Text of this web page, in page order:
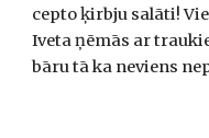
cepto ķirbju salāti!
Iveta ņēmās ar
bāru tā ka neviens